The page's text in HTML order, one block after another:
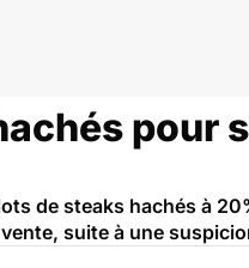
pour
de steaks hachés à
suite à une